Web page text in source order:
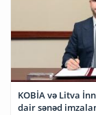
KOBİA və Litva
dair sənəd